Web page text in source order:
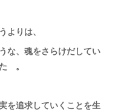
りは、
な、魂をさらけだしてい
。
を追求していくことを生